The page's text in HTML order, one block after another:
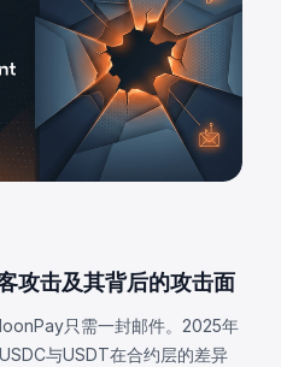
攻击及其背后的攻击面
只需一封邮件。2025年
与USDT在合约层的差异